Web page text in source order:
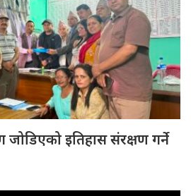
जोडिएको इतिहास संरक्षण गर्ने